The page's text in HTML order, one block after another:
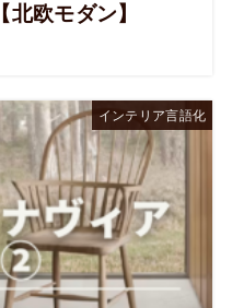
欧モダン】
インテリア言語化